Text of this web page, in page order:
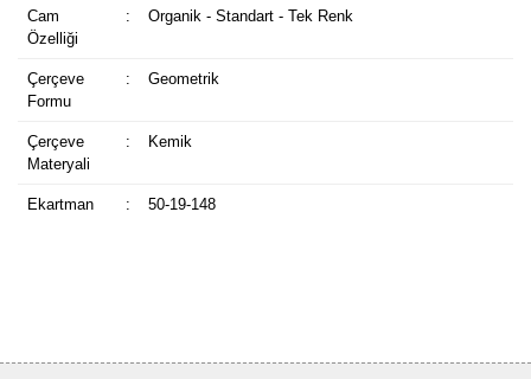
Cam
Özelliği
: Organik - Standart - Tek Renk
Çerçeve
Formu
: Geometrik
Çerçeve
Materyali
: Kemik
Ekartman : 50-19-148